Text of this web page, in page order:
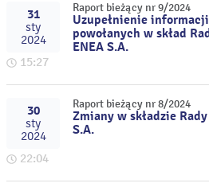
31
sty
2024
15:27
Raport bieżący nr 9/2024
Uzupełnienie
powołanych w skład
ENEA S.A.
30
sty
2024
22:04
Raport bieżący nr 8/2024
Zmiany w składzie
S.A.